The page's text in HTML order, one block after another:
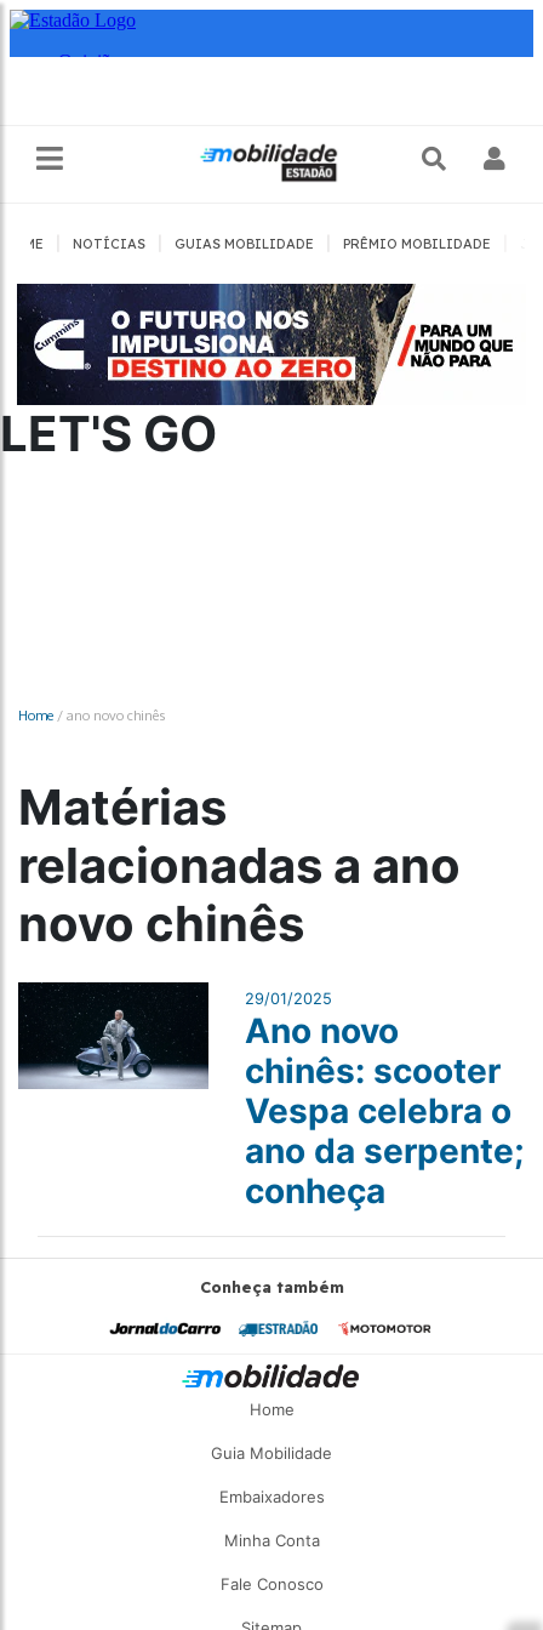
HOME NOTÍCIAS GUIAS MOBILIDADE PRÊMIO MOBILIDADE
LET'S GO
Home / ano novo chinês
Matérias
relacionadas a ano
novo chinês
29/01/2025
Ano novo
chinês: scooter
Vespa celebra o
ano da serpente;
conheça
Conheça também
Home
Guia Mobilidade
Embaixadores
Minha Conta
Fale Conosco